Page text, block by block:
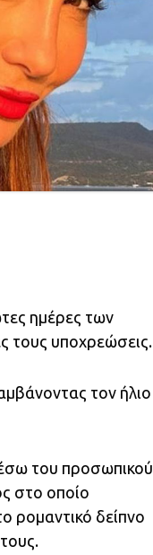
ημέρες των
τους υποχρεώσεις.
τον ήλιο
του προσωπικού
στο οποίο
ρομαντικό δείπνο